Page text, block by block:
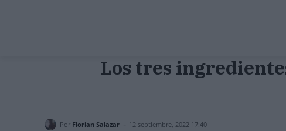
Los tres
Por Florian Salazar - 12 septiembre, 2022 17:40